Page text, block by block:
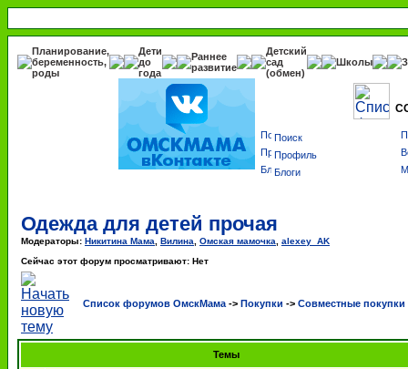
Планирование,
беременность,
роды
Дети
до
года
Раннее
развитие
Детский
сад
(обмен)
Школы
Поиск
Профиль
Блоги
Одежда для детей прочая
Модераторы: Никитина Мама Вилина Омская мамочка
alexey_AK
Сейчас этот форум просматривают: Нет
Список форумов ОмскМама -> Покупки -> Cовместные
Темы